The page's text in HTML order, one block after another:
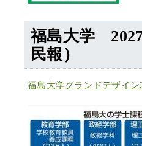
福島大学
民報）
福島大学グランドデザイン